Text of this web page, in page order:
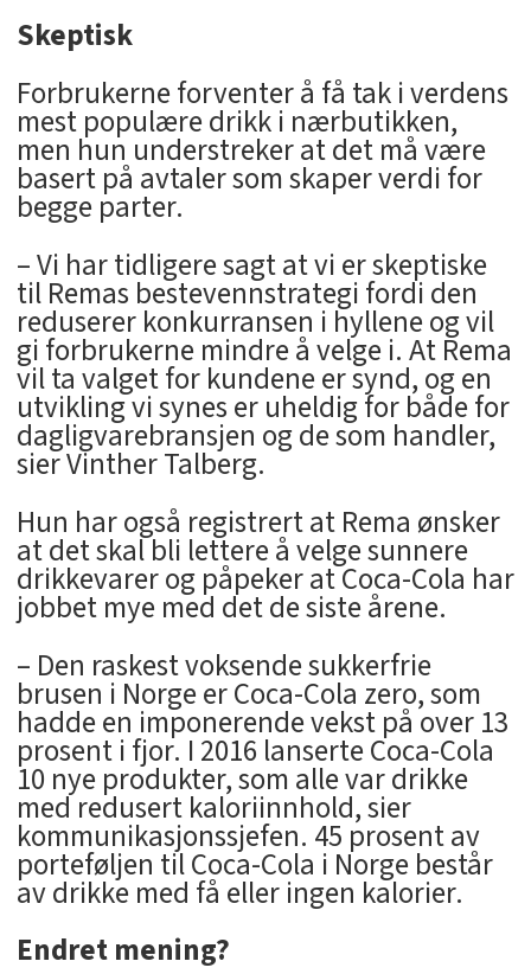
Skeptisk
Forbrukerne forventer å få tak i verdens
mest populære drikk i nærbutikken,
men hun understreker at det må være
basert på avtaler som skaper verdi for
begge parter.
– Vi har tidligere sagt at vi er skeptiske
til Remas bestevennstrategi fordi den
reduserer konkurransen i hyllene og vil
gi forbrukerne mindre å velge i. At Rema
vil ta valget for kundene er synd, og en
utvikling vi synes er uheldig for både for
dagligvarebransjen og de som handler,
sier Vinther Talberg.
Hun har også registrert at Rema ønsker
at det skal bli lettere å velge sunnere
drikkevarer og påpeker at Coca-Cola har
jobbet mye med det de siste årene.
– Den raskest voksende sukkerfrie
brusen i Norge er Coca-Cola zero, som
hadde en imponerende vekst på over 13
prosent i fjor. I 2016 lanserte Coca-Cola
10 nye produkter, som alle var drikke
med redusert kaloriinnhold, sier
kommunikasjonssjefen. 45 prosent av
porteføljen til Coca-Cola i Norge består
av drikke med få eller ingen kalorier.
Endret mening?